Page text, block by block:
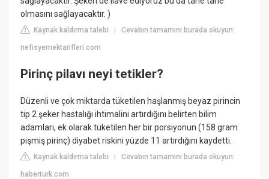
olmasını sağlayacaktır. )
Kaynak kaldırma talebi |Cevabın tamamını burada okuyun:
nefisyemektarifleri.com
Pirinç pilavı neyi tetikler?
Düzenli ve çok miktarda tüketilen haşlanmış beyaz pirincin
tip 2 şeker hastalığı ihtimalini artırdığını belirten bilim
adamları, ek olarak tüketilen her bir porsiyonun (158 gram
pişmiş pirinç) diyabet riskini yüzde 11 artırdığını kaydetti.
Kaynak kaldırma talebi |Cevabın tamamını burada okuyun:
haberturk.com